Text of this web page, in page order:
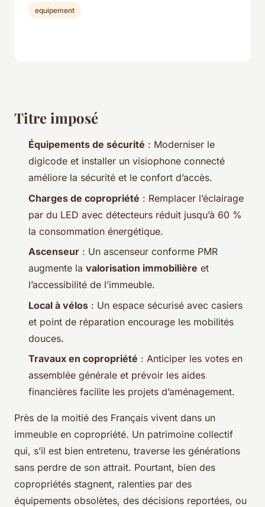
Titre imposé
Équipements de sécurité : Moderniser le
digicode et installer un visiophone connecté
améliore la sécurité et le confort d’accès.
Charges de copropriété : Remplacer l’éclairage
par du LED avec détecteurs réduit jusqu’à 60 %
la consommation énergétique.
Ascenseur : Un ascenseur conforme PMR
augmente la valorisation immobilière et
l’accessibilité de l’immeuble.
Local à vélos : Un espace sécurisé avec casiers
et point de réparation encourage les mobilités
douces.
Travaux en copropriété : Anticiper les votes en
assemblée générale et prévoir les aides
financières facilite les projets d’aménagement.
Près de la moitié des Français vivent dans un
immeuble en copropriété. Un patrimoine collectif
qui, s’il est bien entretenu, traverse les générations
sans perdre de son attrait. Pourtant, bien des
copropriétés stagnent, ralenties par des
équipements obsolètes, des décisions reportées, ou
equipement